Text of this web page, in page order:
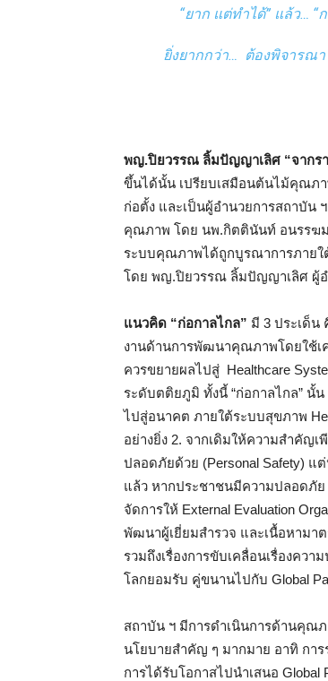
“ยาก แต่ทำได้” แล้ว…
ยิ่งยากกว่า… ต้องพิจารณา
พญ.ปิยวรรณ ลิ้มปัญญาเลิศ “จากร
ขึ้นได้นั้น เปรียบเสมือนต้นไม้คุณภ
ก่อตั้ง และเป็นผู้อำนวยการสถาบัน
คุณภาพ โดย นพ.กิตตินันท์ อนรรฆม
ระบบคุณภาพได้ถูกบูรณาการภายใ
โดย พญ.ปิยวรรณ ลิ้มปัญญาเลิศ ผู้อ
แนวคิด “ก่อกาลไกล” มี 3 ประเด็น
งานด้านการพัฒนาคุณภาพโดยใช้เค
ควรขยายผลไปสู่ Healthcare
ระดับตติยภูมิ ทั้งนี้ “ก่อกาลไกล” นั้
ไปสู่อนาคต ภายใต้ระบบสุขภาพ
อย่างยิ่ง 2. จากเดิมให้ความสำคัญ
ปลอดภัยด้วย (Personal Safety) แ
แล้ว หากประชาชนมีความปลอดภัย
จัดการให้ External Evaluation
พัฒนาผู้เยี่ยมสำรวจ และเนื้อหามา
รวมถึงเรื่องการขับเคลื่อนเรื่องคว
โลกยอมรับ คู่ขนานไปกับ Global
สถาบัน ฯ มีการดำเนินการด้านคุณภ
นโยบายสำคัญ ๆ มากมาย อาทิ กา
การได้รับโอกาสไปนำเสนอ Global